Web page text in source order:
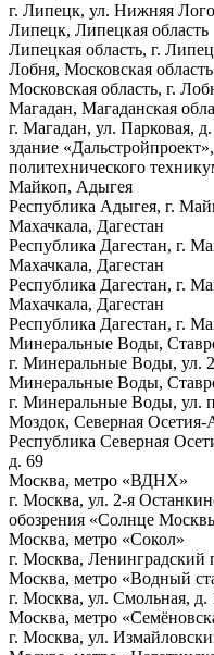
г. Липецк, ул. Нижняя
Липецк, Липецкая область
Липецкая область, г.
Лобня, Московская область
Московская область, г.
Магадан, Магаданская
г. Магадан, ул. Парковая,
здание
политехнического
Майкоп, Адыгея
Республика Адыгея, г.
Махачкала, Дагестан
Республика Дагестан, г.
Махачкала, Дагестан
Республика Дагестан, г.
Махачкала, Дагестан
Республика Дагестан, г.
Минеральные Воды,
г. Минеральные Воды, ул.
Минеральные Воды,
г. Минеральные Воды, ул.
Моздок, Северная Осетия-
Республика Северная
д. 69
Москва, метро «ВДНХ»
г. Москва, ул. 2-я
обозрения «Солнце
Москва, метро «Сокол»
г. Москва, Ленинградский
Москва, метро «Водный
г. Москва, ул. Смольная, д.
Москва, метро
г. Москва, ул.